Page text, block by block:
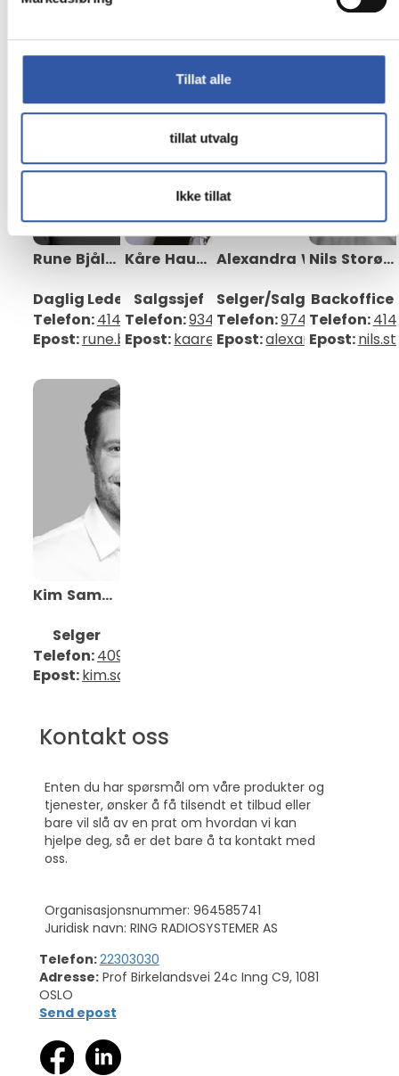
Tillat alle
tillat utvalg
Ikke tillat
Rune
Bjåland
Daglig Leder
Telefon:41418414
Epost:rune.bjaland@mobit.no
Kåre
Hauklien
Salgssjef
Telefon:93419000
Epost:kaare.hauklien@mobit.no
Alexandra
Windsberger
Selger/
Telefon:97479919
Epost:
Nils
Storødegård
Backoffice
Telefon:
Epost:
Kim
Samuelsson
Selger
Telefon:40902057
Epost:kim.samuelsson@mobit.no
Kontakt oss
Enten du har spørsmål om våre produkter og
tjenester, ønsker å få tilsendt et tilbud eller
bare vil slå av en prat om hvordan vi kan
hjelpe deg, så er det bare å ta kontakt med
oss.
Organisasjonsnummer: 964585741
Juridisk navn: RING RADIOSYSTEMER AS
Telefon:22303030
Adresse:Prof Birkelandsvei 24c Inng C9, 1081
OSLO
Send epost